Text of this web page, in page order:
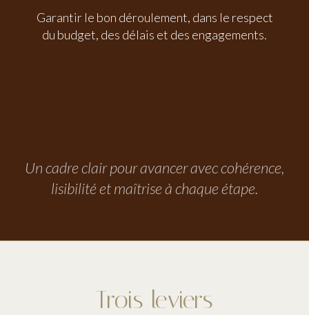
Garantir le bon déroulement, dans le respect
du budget, des délais et des engagements.
Un cadre clair pour avancer avec cohérence,
lisibilité et maîtrise à chaque étape.
Trois leviers